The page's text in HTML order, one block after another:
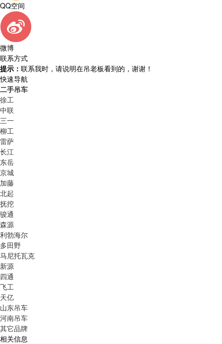
QQ空间
微博
联系方式
提示： 联系我时，请说明在吊老板看到的，谢谢！
快速导航
二手吊车
徐工
中联
三一
柳工
雷萨
长江
东岳
京城
加藤
北起
抚挖
骏通
森源
利勃海尔
多田野
马尼托瓦克
新源
四通
飞工
天亿
山东吊车
河南吊车
其它品牌
相关信息